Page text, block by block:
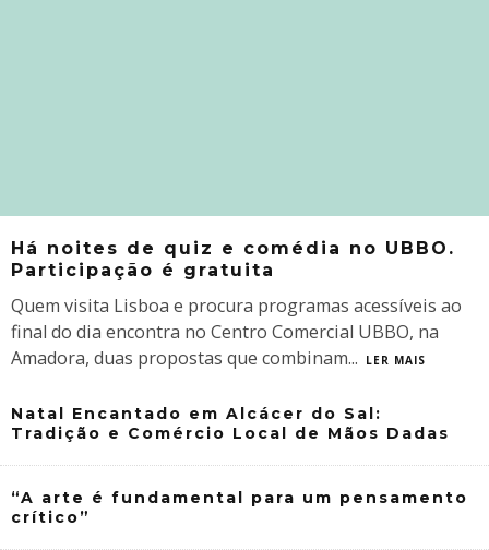
Há noites de quiz e comédia no UBBO.
Participação é gratuita
Quem visita Lisboa e procura programas acessíveis ao
final do dia encontra no Centro Comercial UBBO, na
Amadora, duas propostas que combinam... LER MAIS
Natal Encantado em Alcácer do Sal:
Tradição e Comércio Local de Mãos Dadas
“A arte é fundamental para um pensamento
crítico”